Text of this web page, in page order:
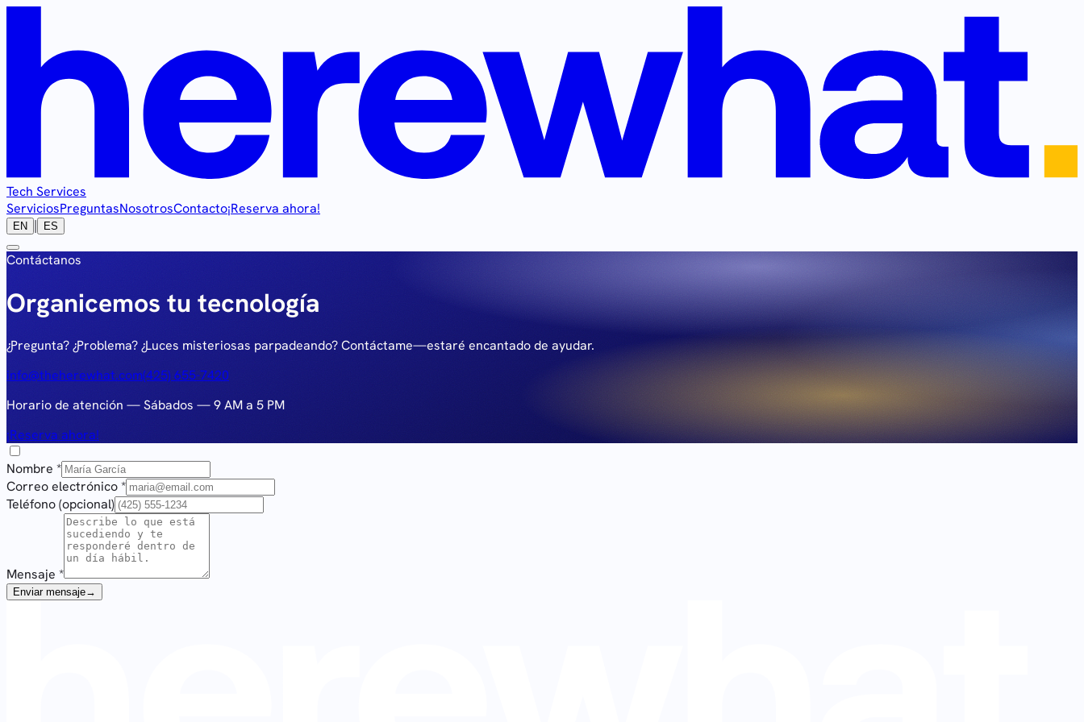
Tech Services
ServiciosPreguntasNosotrosContacto¡Reserva ahora!
EN | ES
Contáctanos
Organicemos tu tecnología
¿Pregunta? ¿Problema? ¿Luces misteriosas parpadeando? Contáctame—estaré encantado de ayudar.
info@theherewhat.com(425) 655-7420
Horario de atención —Sábados — 9 AM a 5 PM
¡Reserva ahora!
Nombre *
Correo electrónico*
Teléfono (opcional)
Mensaje *
Enviar mensaje→